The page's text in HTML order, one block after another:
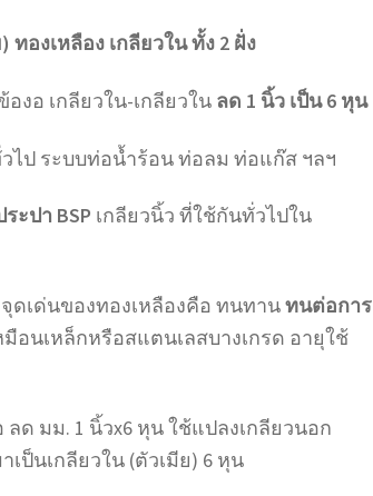
ทองเหลือง เกลียวใน ทั้ง 2 ฝั่ง
องอ เกลียวใน-เกลียวใน ลด 1 นิ้ว เป็น 6 หุน
ไป ระบบท่อน้ำร้อน ท่อลม ท่อแก๊ส ฯลฯ
ะปา BSP เกลียวนิ้ว ที่ใช้กันทั่วไปใน
ดเด่นของทองเหลืองคือ ทนทานทนต่อการ
อนเหล็กหรือสแตนเลสบางเกรด อายุใช้
ด มม. 1 นิ้วx6 หุน ใช้แปลงเกลียวนอก
เป็นเกลียวใน (ตัวเมีย) 6 หุน